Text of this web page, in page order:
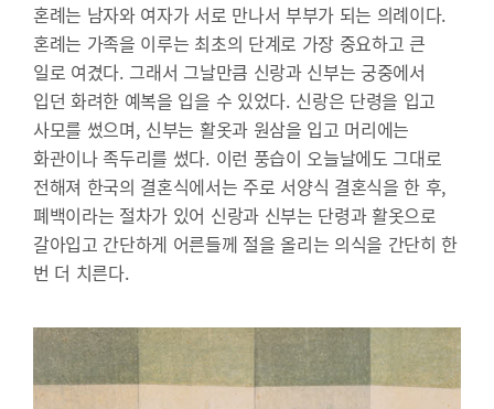
혼례는 남자와 여자가 서로 만나서 부부가 되는 의례이다.
혼례는 가족을 이루는 최초의 단계로 가장 중요하고 큰
일로 여겼다. 그래서 그날만큼 신랑과 신부는 궁중에서
입던 화려한 예복을 입을 수 있었다. 신랑은 단령을 입고
사모를 썼으며, 신부는 활옷과 원삼을 입고 머리에는
화관이나 족두리를 썼다. 이런 풍습이 오늘날에도 그대로
전해져 한국의 결혼식에서는 주로 서양식 결혼식을 한 후,
폐백이라는 절차가 있어 신랑과 신부는 단령과 활옷으로
갈아입고 간단하게 어른들께 절을 올리는 의식을 간단히 한
번 더 치른다.